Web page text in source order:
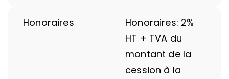
Honoraires
Honoraires: 2%
HT + TVA du
montant de la
cession à la